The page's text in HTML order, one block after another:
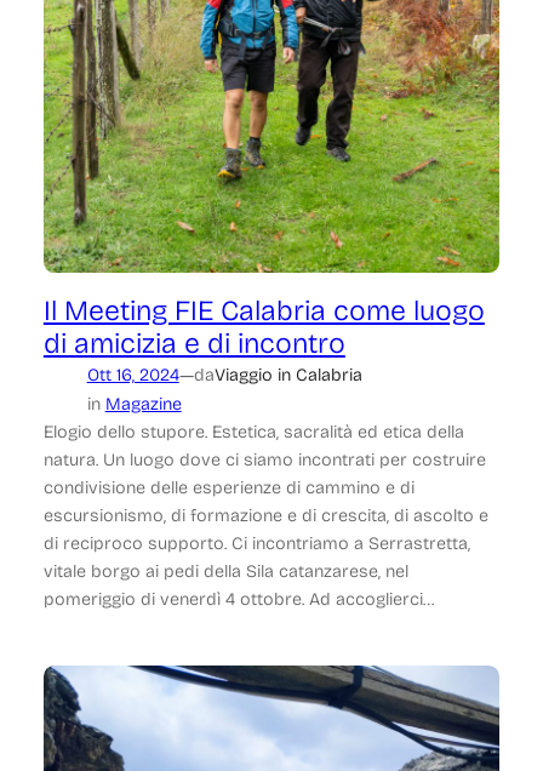
Il Meeting FIE Calabria come luogo
di amicizia e di incontro
Ott 16, 2024—daViaggio in Calabria
in Magazine
Elogio dello stupore. Estetica, sacralità ed etica della
natura. Un luogo dove ci siamo incontrati per costruire
condivisione delle esperienze di cammino e di
escursionismo, di formazione e di crescita, di ascolto e
di reciproco supporto. Ci incontriamo a Serrastretta,
vitale borgo ai pedi della Sila catanzarese, nel
pomeriggio di venerdì 4 ottobre. Ad accoglierci…